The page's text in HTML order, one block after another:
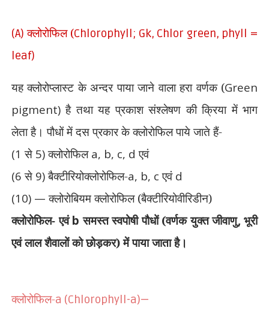
(A)क्लोरोफिल (Chlorophyll; Gk, Chlor green, phyll =
leaf)
यह क्लोरोप्लास्ट के अन्दर पाया जाने वाला हरा वर्णक (Green
pigment)है तथा यह प्रकाश संश्लेषण की क्रिया में भाग
लेताहै। पौधों में दस प्रकार के क्लोरोफिल पाये जाते हैं-
(1 से 5)क्लोरोफिल a, b, c, dएवं
(6 से 9)बैक्टीरियोक्लोरोफिल-a, b, cएवं d
(10) —क्लोरोबियम क्लोरोफिल (बैक्टीरियोवीरिडीन)
क्लोरोफिल- एवंbसमस्त स्वपोषी पौधों (वर्णक युक्त जीवाणु,भूरी
एवं लाल शैवालों को छोड़कर) में पाया जाता है।
क्लोरोफिल-a (Chlorophyll-a)—